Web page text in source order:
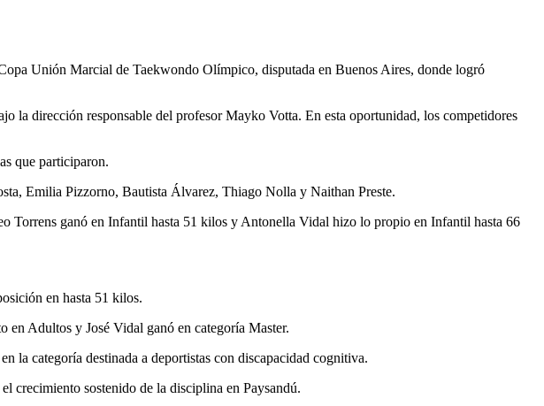
Unión Marcial de Taekwondo Olímpico, disputada en Buenos Aires, donde logró
la dirección responsable del profesor Mayko Votta. En esta oportunidad, los competidores
que participaron.
Emilia Pizzorno, Bautista Álvarez, Thiago Nolla y Naithan Preste.
Torrens ganó en Infantil hasta 51 kilos y Antonella Vidal hizo lo propio en Infantil hasta 66
en hasta 51 kilos.
en Adultos y José Vidal ganó en categoría Master.
la categoría destinada a deportistas con discapacidad cognitiva.
crecimiento sostenido de la disciplina en Paysandú.